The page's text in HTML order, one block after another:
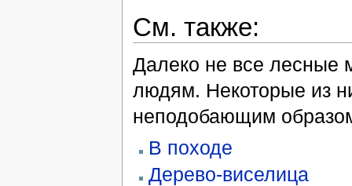
См. также:
Далеко не все лесные
людям. Некоторые из
неподобающим
В походе
Дерево-виселица